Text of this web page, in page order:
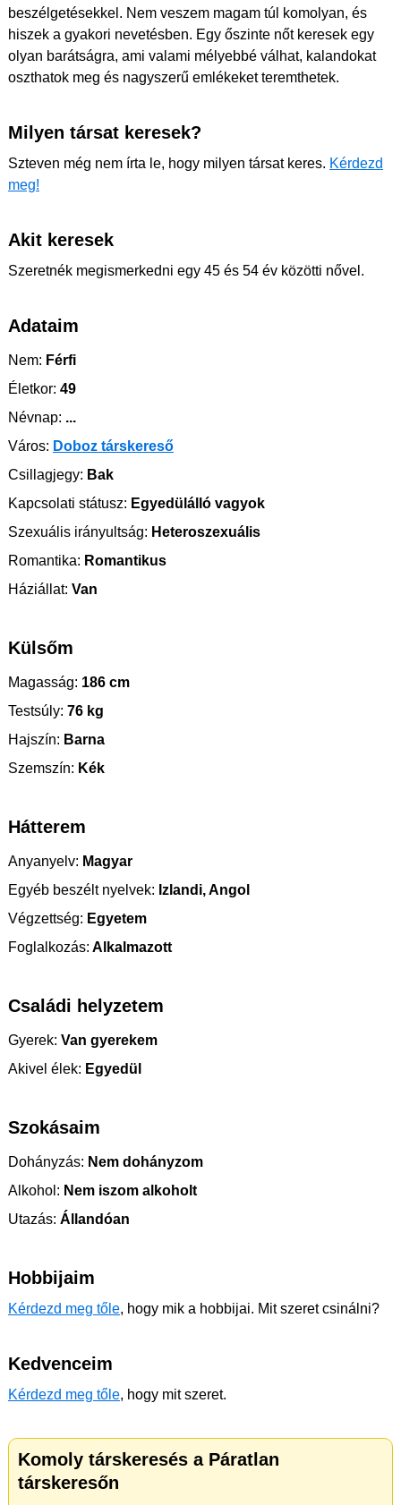
beszélgetésekkel. Nem veszem magam túl komolyan, és
hiszek a gyakori nevetésben. Egy őszinte nőt keresek egy
olyan barátságra, ami valami mélyebbé válhat, kalandokat
oszthatok meg és nagyszerű emlékeket teremthetek.
Milyen társat keresek?
Szteven még nem írta le, hogy milyen társat keres. Kérdezd
meg!
Akit keresek
Szeretnék megismerkedni egy 45 és 54 év közötti nővel.
Adataim
Nem: Férfi
Életkor: 49
Névnap: ...
Város: Doboz társkereső
Csillagjegy: Bak
Kapcsolati státusz: Egyedülálló vagyok
Szexuális irányultság: Heteroszexuális
Romantika: Romantikus
Háziállat: Van
Külsőm
Magasság: 186 cm
Testsúly: 76 kg
Hajszín: Barna
Szemszín: Kék
Hátterem
Anyanyelv: Magyar
Egyéb beszélt nyelvek: Izlandi, Angol
Végzettség: Egyetem
Foglalkozás: Alkalmazott
Családi helyzetem
Gyerek: Van gyerekem
Akivel élek: Egyedül
Szokásaim
Dohányzás: Nem dohányzom
Alkohol: Nem iszom alkoholt
Utazás: Állandóan
Hobbijaim
Kérdezd meg tőle, hogy mik a hobbijai. Mit szeret csinálni?
Kedvenceim
Kérdezd meg tőle, hogy mit szeret.
Komoly társkeresés a Páratlan
társkeresőn